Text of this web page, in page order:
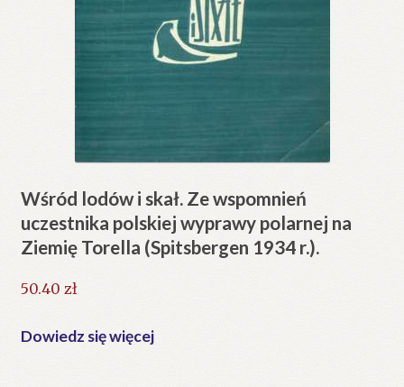
Wśród lodów i skał. Ze wspomnień
uczestnika polskiej wyprawy polarnej na
Ziemię Torella (Spitsbergen 1934 r.).
50.40 zł
Dowiedz się więcej